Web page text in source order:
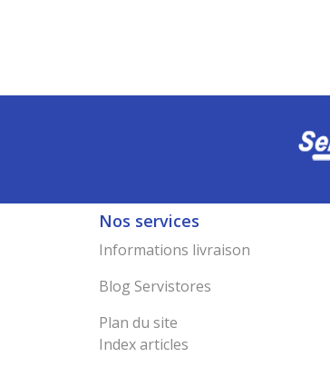
Nos services
Informations livraison
Blog Servistores
Plan du site
Index articles